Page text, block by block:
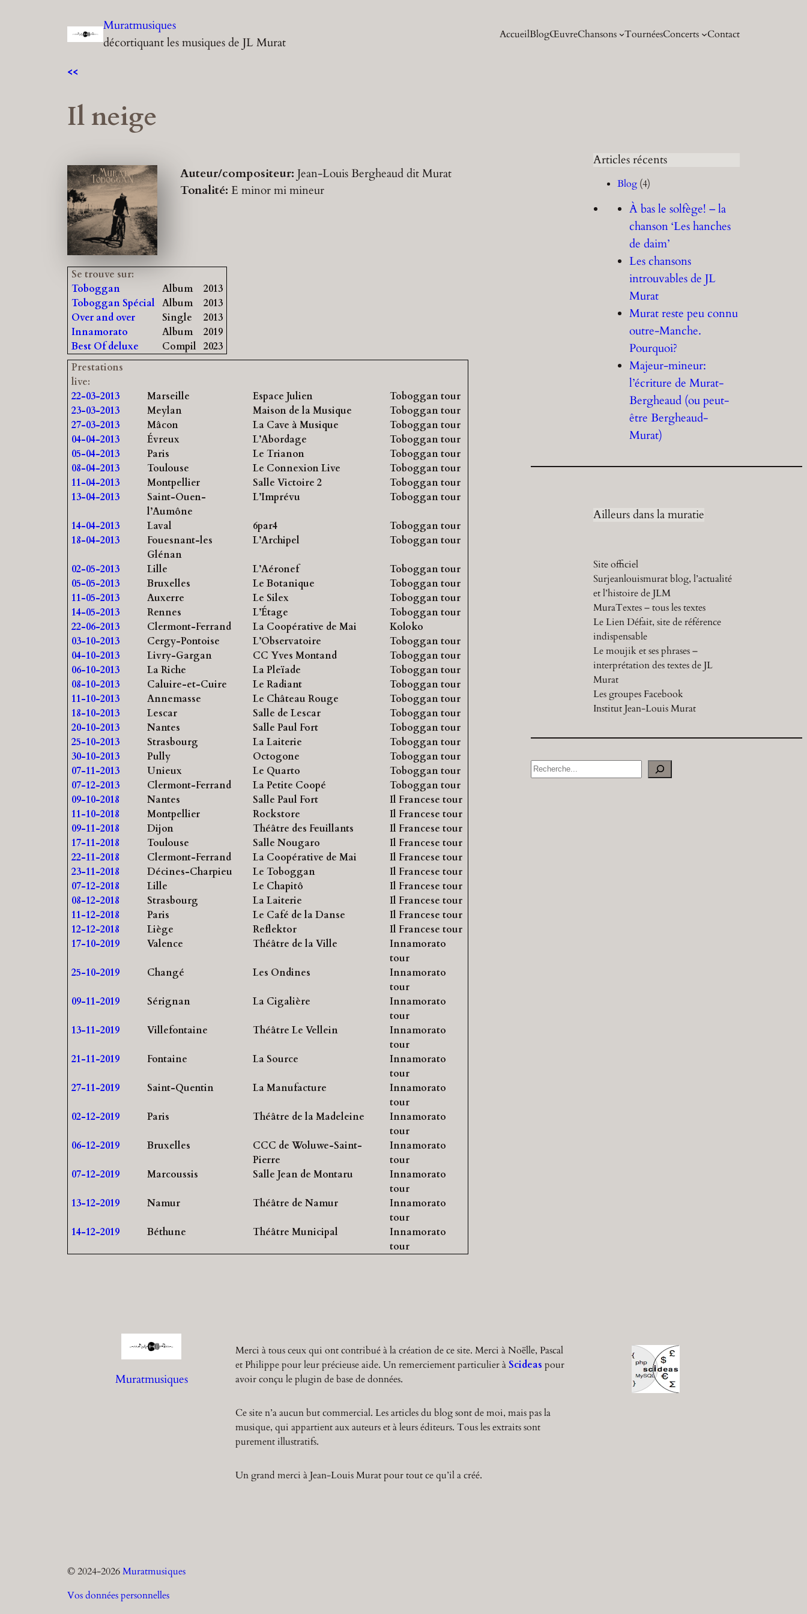
Muratmusiques
décortiquant les musiques de JL Murat
AccueilBlogŒuvreChansons TournéesConcerts Contact
<<
Il neige
Auteur/compositeur:Jean-Louis Bergheaud dit Murat
Tonalité:E minor mi mineur
Se trouve sur:
Toboggan
Album
2013
Toboggan Spécial Album
2013
Over and over
Single
2013
Innamorato
Album
2019
Best Of deluxe
Compil 2023
Prestations
live:
22-03-2013
Marseille Espace Julien
Toboggan tour
23-03-2013
Meylan Maison de la Musique
Toboggan tour
27-03-2013
Mâcon La Cave à Musique
Toboggan tour
04-04-2013
Évreux L’Abordage
Toboggan tour
05-04-2013
Paris Le Trianon
Toboggan tour
08-04-2013
Toulouse Le Connexion Live
Toboggan tour
11-04-2013
Montpellier Salle Victoire 2
Toboggan tour
13-04-2013
Saint-Ouen-
l’Aumône
L’Imprévu Toboggan tour
14-04-2013 Laval 6par4
Toboggan tour
18-04-2013
Fouesnant-les
Glénan
L’Archipel Toboggan tour
02-05-2013 Lille L’Aéronef
Toboggan tour
05-05-2013
Bruxelles Le Botanique
Toboggan tour
11-05-2013
Auxerre Le Silex
Toboggan tour
14-05-2013
Rennes L’Étage
Toboggan tour
22-06-2013
Clermont-Ferrand La Coopérative de Mai
Koloko
03-10-2013
Cergy-Pontoise L’Observatoire
Toboggan tour
04-10-2013
Livry-Gargan CC Yves Montand
Toboggan tour
06-10-2013
La Riche La Pleïade
Toboggan tour
08-10-2013
Caluire-et-Cuire Le Radiant
Toboggan tour
11-10-2013
Annemasse Le Château Rouge
Toboggan tour
18-10-2013
Lescar Salle de Lescar
Toboggan tour
20-10-2013
Nantes Salle Paul Fort
Toboggan tour
25-10-2013
Strasbourg La Laiterie
Toboggan tour
30-10-2013
Pully Octogone
Toboggan tour
07-11-2013
Unieux Le Quarto
Toboggan tour
07-12-2013
Clermont-Ferrand La Petite Coopé
Toboggan tour
09-10-2018
Nantes Salle Paul Fort
Il Francese tour
11-10-2018
Montpellier Rockstore
Il Francese tour
09-11-2018
Dijon Théâtre des Feuillants
Il Francese tour
17-11-2018
Toulouse Salle Nougaro
Il Francese tour
22-11-2018
Clermont-Ferrand La Coopérative de Mai
Il Francese tour
23-11-2018
Décines-Charpieu Le Toboggan
Il Francese tour
07-12-2018
Lille Le Chapitô
Il Francese tour
08-12-2018
Strasbourg La Laiterie
Il Francese tour
11-12-2018
Paris Le Café de la Danse
Il Francese tour
12-12-2018
Liège Reflektor
Il Francese tour
17-10-2019
Valence Théâtre de la Ville
Innamorato
tour
25-10-2019
Changé Les Ondines
Innamorato
tour
09-11-2019
Sérignan La Cigalière
Innamorato
tour
13-11-2019
Villefontaine Théâtre Le Vellein
Innamorato
tour
21-11-2019
Fontaine La Source
Innamorato
tour
27-11-2019
Saint-Quentin La Manufacture
Innamorato
tour
02-12-2019
Paris Théâtre de la Madeleine
Innamorato
tour
06-12-2019
Bruxelles
CCC de Woluwe-Saint-
Pierre
Innamorato
tour
07-12-2019
Marcoussis Salle Jean de Montaru
Innamorato
tour
13-12-2019
Namur Théâtre de Namur
Innamorato
tour
14-12-2019
Béthune Théâtre Municipal
Innamorato
tour
Articles récents
Blog (4)
À bas le solfège! – la
chanson ‘Les hanches
de daim’
Les chansons
introuvables de JL
Murat
Murat reste peu connu
outre-Manche.
Pourquoi?
Majeur-mineur:
l’écriture de Murat-
Bergheaud (ou peut-
être Bergheaud-
Murat)
Ailleurs dans la muratie
Site officiel
Surjeanlouismurat blog, l’actualité
et l’histoire de JLM
MuraTextes – tous les textes
Le Lien Défait, site de référence
indispensable
Le moujik et ses phrases –
interprétation des textes de JL
Murat
Les groupes Facebook
Institut Jean-Louis Murat
S
Muratmusiques
Merci à tous ceux qui ont contribué à la création de ce site. Merci à Noëlle, Pascal
et Philippe pour leur précieuse aide. Un remerciement particulier à Scideas pour
avoir conçu le plugin de base de données.
Ce site n’a aucun but commercial. Les articles du blog sont de moi, mais pas la
musique, qui appartient aux auteurs et à leurs éditeurs. Tous les extraits sont
purement illustratifs.
Un grand merci à Jean-Louis Murat pour tout ce qu’il a créé.
© 2024-2026Muratmusiques
Vos données personnelles